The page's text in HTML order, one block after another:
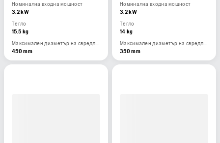
Номинална входна мощност
3,2 kW
Тегло
15,5 kg
Максимален диаметър на свредлото със стойка
450 mm
Номинална входна мощност
3,2 kW
Тегло
14 kg
Максимален диаметър на свредлото със стойка
350 mm